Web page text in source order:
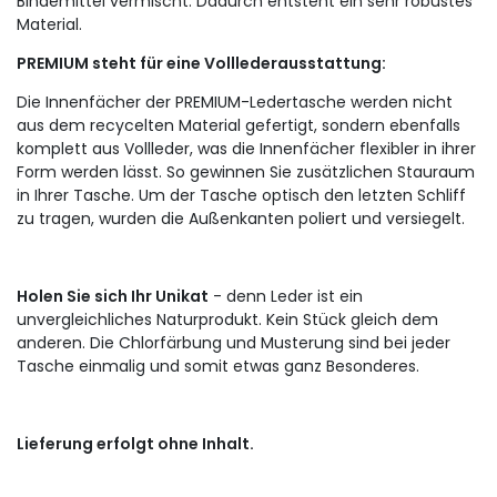
Material.
PREMIUM steht für eine Volllederausstattung:
Die Innenfächer der PREMIUM-Ledertasche werden nicht
aus dem recycelten Material gefertigt, sondern ebenfalls
komplett aus Vollleder, was die Innenfächer flexibler in ihrer
Form werden lässt. So gewinnen Sie zusätzlichen Stauraum
in Ihrer Tasche. Um der Tasche optisch den letzten Schliff
zu tragen, wurden die Außenkanten poliert und versiegelt.
Holen Sie sich Ihr Unikat - denn Leder ist ein
unvergleichliches Naturprodukt. Kein Stück gleich dem
anderen. Die Chlorfärbung und Musterung sind bei jeder
Tasche einmalig und somit etwas ganz Besonderes.
Lieferung erfolgt ohne Inhalt.